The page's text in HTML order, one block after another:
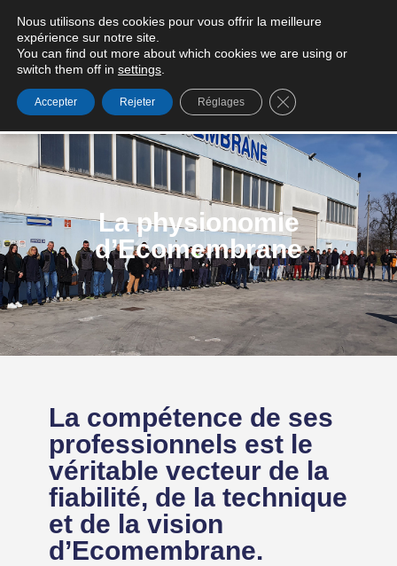
Conditions générales de vente
La physionomie
d’Ecomembrane
La compétence de ses
professionnels est le
véritable vecteur de la
fiabilité, de la technique
et de la vision
d’Ecomembrane.
Nous utilisons des cookies pour vous offrir la meilleure
expérience sur notre site.
You can find out more about which cookies we are using or
switch them off in settings
Accepter Rejeter Réglages Fermer la bannière